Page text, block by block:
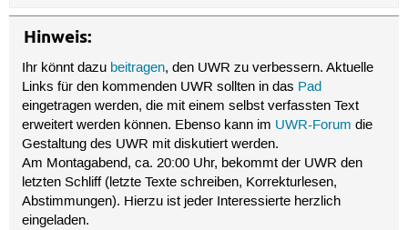
Hinweis:
Ihr könnt dazu beitragen, den UWR zu verbessern. Aktuelle
Links für den kommenden UWR sollten in das Pad
eingetragen werden, die mit einem selbst verfassten Text
erweitert werden können. Ebenso kann im UWR-Forum die
Gestaltung des UWR mit diskutiert werden.
Am Montagabend, ca. 20:00 Uhr, bekommt der UWR den
letzten Schliff (letzte Texte schreiben, Korrekturlesen,
Abstimmungen). Hierzu ist jeder Interessierte herzlich
eingeladen.